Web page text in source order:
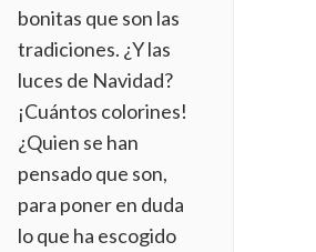
bonitas que son las
tradiciones. ¿Y las
luces de Navidad?
¡Cuántos colorines!
¿Quien se han
pensado que son,
para poner en duda
lo que ha escogido